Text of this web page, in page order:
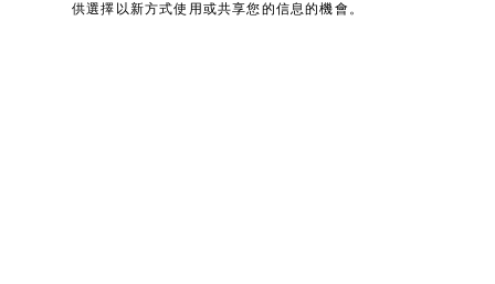
供選擇以新方式使用或共享您的信息的機會。